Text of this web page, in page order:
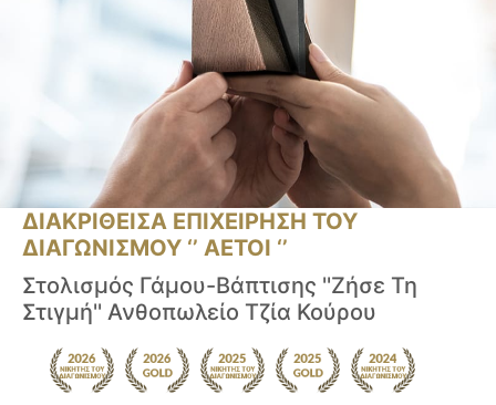
ΔΙΑΚΡΙΘΕΙΣΑ ΕΠΙΧΕΙΡΗΣΗ ΤΟΥ
ΔΙΑΓΩΝΙΣΜΟΥ ‘’ ΑΕΤΟΙ ‘’
Στολισμός Γάμου-Βάπτισης ''Ζήσε Τη
Στιγμή'' Ανθοπωλείο Τζία Κούρου